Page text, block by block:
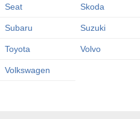
Seat Skoda
Subaru Suzuki
Toyota Volvo
Volkswagen